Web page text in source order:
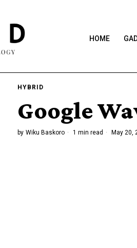
HOME
HYBRID
Google
by Wiku Baskoro 1 min read May 20,